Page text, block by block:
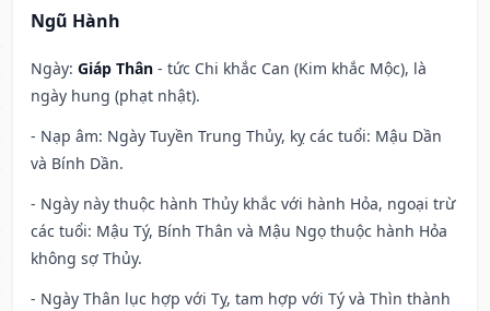
Ngũ Hành
Ngày: Giáp Thân - tức Chi khắc Can (Kim khắc Mộc), là
ngày hung (phạt nhật).
- Nạp âm: Ngày Tuyền Trung Thủy, kỵ các tuổi: Mậu Dần
và Bính Dần.
- Ngày này thuộc hành Thủy khắc với hành Hỏa, ngoại trừ
các tuổi: Mậu Tý, Bính Thân và Mậu Ngọ thuộc hành Hỏa
không sợ Thủy.
- Ngày Thân lục hợp với Tỵ, tam hợp với Tý và Thìn thành